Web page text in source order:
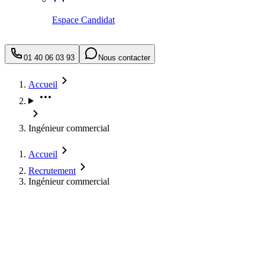
Espace Candidat
01 40 06 03 93 Nous contacter
Accueil
Ingénieur commercial
Accueil
Recrutement
Ingénieur commercial